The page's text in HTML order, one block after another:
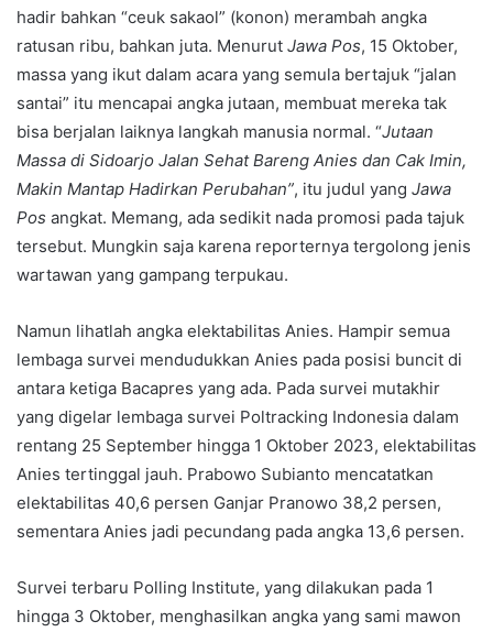
hadir bahkan “ceuk sakaol” (konon) merambah angka
ratusan ribu, bahkan juta. Menurut Jawa Pos, 15 Oktober,
massa yang ikut dalam acara yang semula bertajuk “jalan
santai” itu mencapai angka jutaan, membuat mereka tak
bisa berjalan laiknya langkah manusia normal. “Jutaan
Massa di Sidoarjo Jalan Sehat Bareng Anies dan Cak Imin,
Makin Mantap Hadirkan Perubahan”, itu judul yang Jawa
Pos angkat. Memang, ada sedikit nada promosi pada tajuk
tersebut. Mungkin saja karena reporternya tergolong jenis
wartawan yang gampang terpukau.
Namun lihatlah angka elektabilitas Anies. Hampir semua
lembaga survei mendudukkan Anies pada posisi buncit di
antara ketiga Bacapres yang ada. Pada survei mutakhir
yang digelar lembaga survei Poltracking Indonesia dalam
rentang 25 September hingga 1 Oktober 2023, elektabilitas
Anies tertinggal jauh. Prabowo Subianto mencatatkan
elektabilitas 40,6 persen Ganjar Pranowo 38,2 persen,
sementara Anies jadi pecundang pada angka 13,6 persen.
Survei terbaru Polling Institute, yang dilakukan pada 1
hingga 3 Oktober, menghasilkan angka yang sami mawon